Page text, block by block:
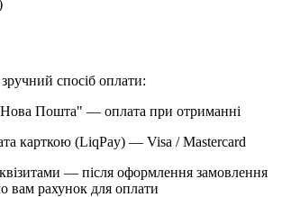
спосіб оплати:
Пошта" — оплата при отриманні
карткою (LiqPay) — Visa / Mastercard
— після оформлення замовлення
вам рахунок для оплати